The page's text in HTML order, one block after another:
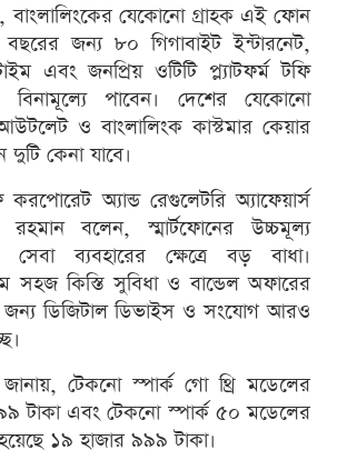
বাংলালিংকের যেকোনো গ্রাহক এই ফোন
জন্য ৮০ গিগাবাইট ইন্টারনেট,
এবং জনপ্রিয় ওটিটি প্ল্যাটফর্ম টফি
বিনামূল্যে পাবেন। দেশের যেকোনো
ও বাংলালিংক কাস্টমার কেয়ার
কেনা যাবে।
করপোরেট অ্যান্ড রেগুলেটরি অ্যাফেয়ার্স
বলেন, স্মার্টফোনের উচ্চমূল্য
ব্যবহারের ক্ষেত্রে বড় বাধা।
সহজ কিস্তি সুবিধা ও বান্ডেল অফারের
জন্য ডিজিটাল ডিভাইস ও সংযোগ আরও
জানায়, টেকনো স্পার্ক গো থ্রি মডেলের
টাকা এবং টেকনো স্পার্ক ৫০ মডেলের
১৯ হাজার ৯৯৯ টাকা।